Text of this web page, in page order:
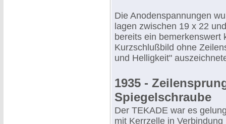
Die Anodenspannungen
lagen zwischen 19 x 22
bereits ein bemerkenswert
Kurzschlußbild ohne
und Helligkeit"
1935 -
Spiegelschraube
Der TEKADE war es
mit Kerrzelle in